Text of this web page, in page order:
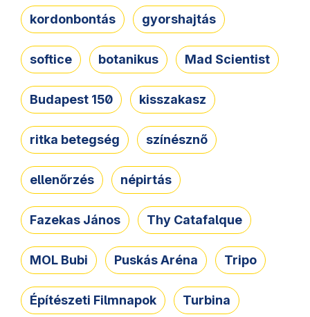
kordonbontás gyorshajtás
softice botanikus Mad Scientist
Budapest 150 kisszakasz
ritka betegség színésznő
ellenőrzés népirtás
Fazekas János Thy Catafalque
MOL Bubi Puskás Aréna Tripo
Építészeti Filmnapok Turbina